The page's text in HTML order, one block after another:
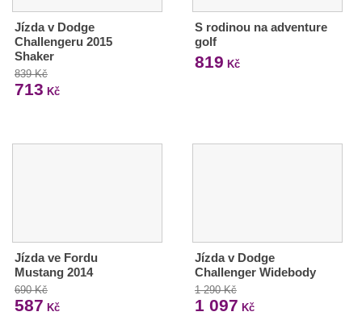
Jízda v Dodge
Challengeru 2015
Shaker
839 Kč
713 Kč
S rodinou na adventure
golf
819 Kč
Jízda ve Fordu
Mustang 2014
690 Kč
587 Kč
Jízda v Dodge
Challenger Widebody
1 290 Kč
1 097 Kč